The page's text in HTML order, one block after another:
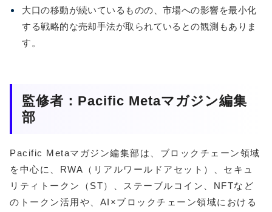
大口の移動が続いているものの、市場への影響を最小化
する戦略的な売却手法が取られているとの観測もありま
す。
監修者：Pacific Metaマガジン編集
部
Pacific Metaマガジン編集部は、ブロックチェーン領域
を中心に、RWA（リアルワールドアセット）、セキュ
リティトークン（ST）、ステーブルコイン、NFTなど
のトークン活用や、AI×ブロックチェーン領域における